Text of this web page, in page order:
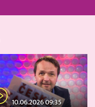
10.06.2026 09:35